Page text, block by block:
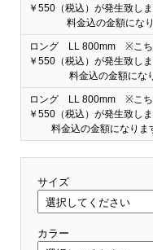
￥550（税込）が発生致し
料金込の金額にな
ロング LL 800mm ※こち
￥550（税込）が発生致し
料金込の金額に
ロング LL 800mm ※こち
￥550（税込）が発生致し
料金込の金額になり
サイズ
カラー